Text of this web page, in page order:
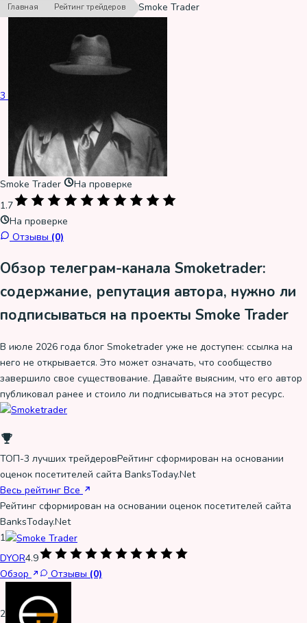
Главная Рейтинг трейдеров ›Smoke Trader
3
Smoke Trader
На проверке
1.7
На проверке
Отзывы (0)
Обзор телеграм-канала Smoketrader:
содержание, репутация автора, нужно ли
подписываться на проекты Smoke Trader
В июле 2026 года блог Smoketrader уже не доступен: ссылка на
него не открывается. Это может означать, что сообщество
завершило свое существование. Давайте выясним, что его автор
публиковал ранее и стоило ли подписываться на этот ресурс.
ТОП-3 лучших трейдеровРейтинг сформирован на основании
оценок посетителей сайта BanksToday.Net
Весь рейтинг Все
Рейтинг сформирован на основании оценок посетителей сайта
BanksToday.Net
1
DYOR4.9
Обзор
Отзывы (0)
2